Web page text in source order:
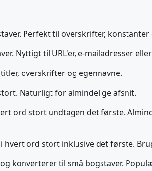
Perfekt til overskrifter,
Nyttigt til URL'er, e-mailadresser
overskrifter og egennavne.
Naturligt for almindelige afsnit.
ord stort undtagen det første.
hvert ord stort inklusive det første.
konverterer til små bogstaver.